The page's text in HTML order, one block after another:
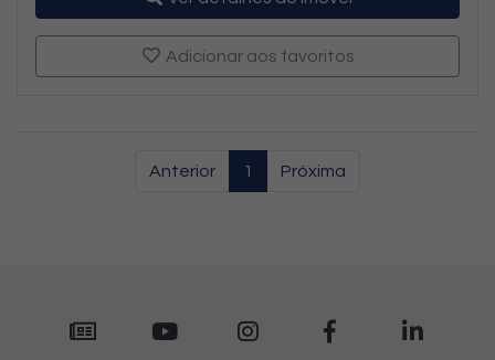
Adicionar aos favoritos
Anterior 1 Próxima